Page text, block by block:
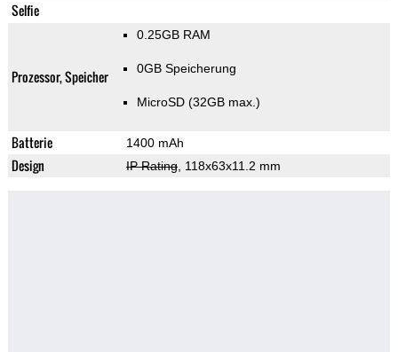
Selfie
Prozessor, Speicher
0.25GB RAM
0GB Speicherung
MicroSD (32GB max.)
Batterie 1400 mAh
Design IP Rating, 118x63x11.2 mm